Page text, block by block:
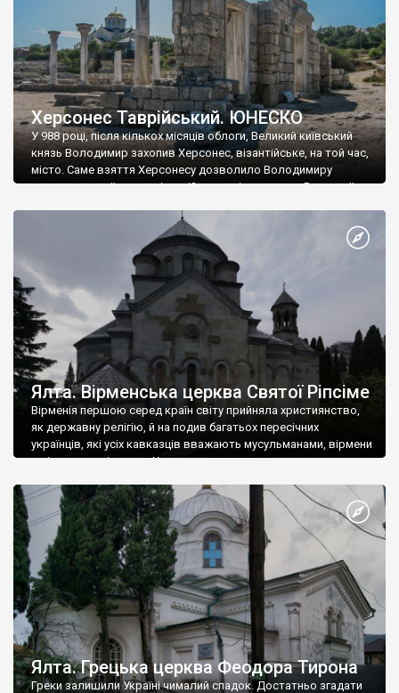
Херсонес Таврійський. ЮНЕСКО
У 988 році, після кількох місяців облоги, Великий київський
князь Володимир захопив Херсонес, візантійське, на той час,
місто. Саме взяття Херсонесу дозволило Володимиру
диктувати свої умови візантійському імператору Василю ІІ, та
Херсонесі Володимир-язичник, став Василем-християнином.
А потім було Хрещення Русі. На честь Херсонесу Таврійського
Ялта. Вірменська церква Святої Ріпсіме
Вірменія першою серед країн світу прийняла християнство,
як державну релігію, й на подив багатьох пересічних
українців, які усіх кавказців вважають мусульманами, вірмени
є відданими вірянами Христа
Ялта. Грецька церква Феодора Тирона
Греки залишили Україні чималий спадок. Достатньо згадати